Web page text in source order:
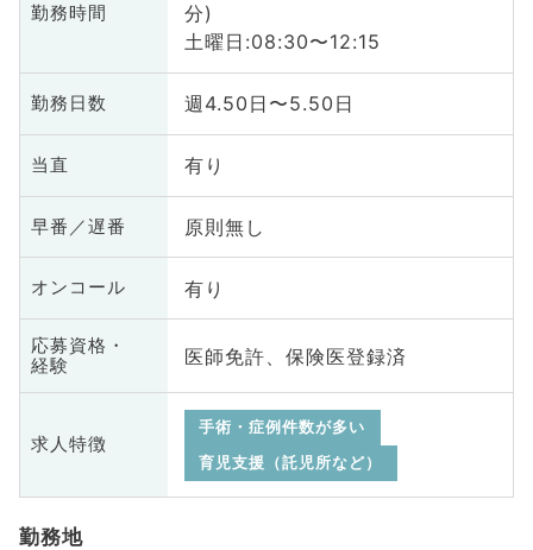
勤務時間
分)
土曜日:08:30〜12:15
勤務日数 週4.50日〜5.50日
当直 有り
早番／遅番 原則無し
オンコール 有り
応募資格・
経験
医師免許、保険医登録済
求人特徴
手術・症例件数が多い
育児支援（託児所など）
勤務地